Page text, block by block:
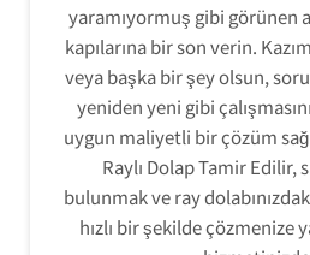
yaramıyormuş gibi görünen
kapılarına bir son verin.
veya başka bir şey olsun,
yeniden yeni gibi
uygun maliyetli bir çözüm
Raylı Dolap Tamir Edilir,
bulunmak ve ray
hızlı bir şekilde çözmenize